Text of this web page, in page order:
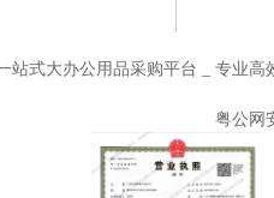
站式大办公用品采购平台 _ 专业
粤公网